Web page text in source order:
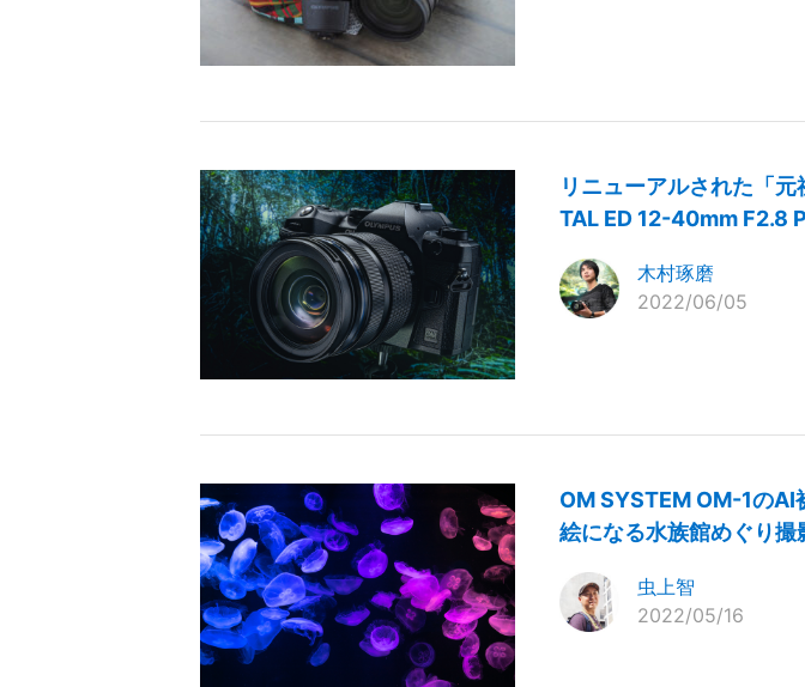
リニューアルされた「
TAL ED 12-40mm F2.8
木村琢磨
2022/06/05
OM SYSTEM OM-1のAI
絵になる水族館めぐり撮
虫上智
2022/05/16